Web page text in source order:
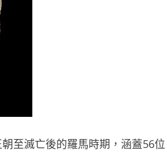
至滅亡後的羅馬時期，涵蓋56位